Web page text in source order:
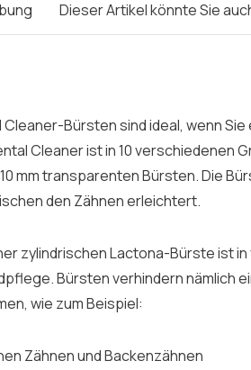
Dieser Artikel könnte Sie
Bürsten sind ideal, wenn
Cleaner ist in 10 verschiedenen
mm transparenten Bürsten. Die
den Zähnen erleichtert.
zylindrischen Lactona-Bürste ist
Bürsten verhindern nämlich
wie zum Beispiel:
Zähnen und Backenzähnen